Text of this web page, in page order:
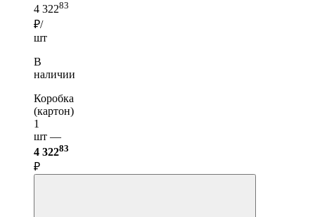
4 32283
₽/
шт
В
наличии
Коробка
(картон)
1
шт —
4 32283
₽